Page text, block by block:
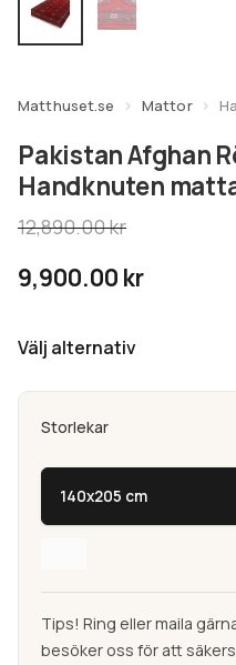
Matthuset.se Mattor
Pakistan Afghan
Handknuten
12,890.00kr
9,900.00 kr
Välj alternativ
Storlekar
140x205 cm
Tips! Ring eller maila
besöker oss för att